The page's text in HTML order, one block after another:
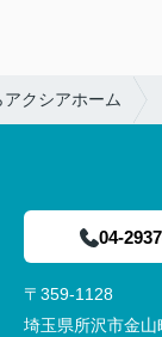
クシアホーム
04-
〒359-1128
埼玉県所沢市金